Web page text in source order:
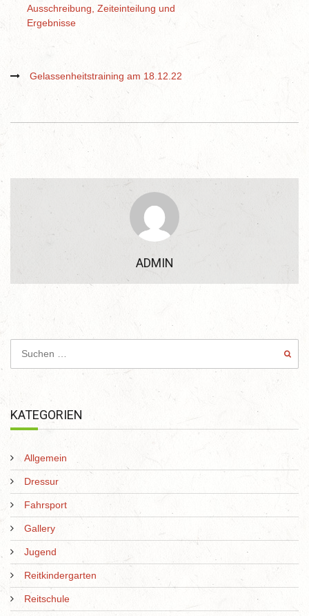
Ausschreibung, Zeiteinteilung und
Ergebnisse
Gelassenheitstraining am 18.12.22
ADMIN
KATEGORIEN
Allgemein
Dressur
Fahrsport
Gallery
Jugend
Reitkindergarten
Reitschule